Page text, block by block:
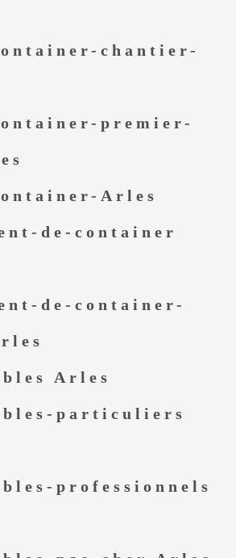
chantier-
premier-
Arles
de-container
de-container-
Arles
particuliers
professionnels